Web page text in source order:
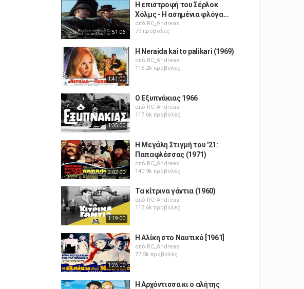
51:06
Η επιστροφή του Σέρλοκ
Χόλμς - Η ασημένια φλόγα...
από RC_Andreas
79 προβολές
1:41:00
H Neraida kai to palikari (1969)
από RC_Andreas
115.2k προβολές
1:35:00
Ο Εξυπνάκιας 1966
από RC_Andreas
117.6k προβολές
2:02:00
Η Μεγάλη Στιγμή του '21:
Παπαφλέσσας (1971)
από RC_Andreas
140.9k προβολές
1:19:00
Τα κίτρινα γάντια (1960)
από RC_Andreas
113.6k προβολές
1:26:00
Η Αλίκη στο Ναυτικό [1961]
από RC_Andreas
77.5k προβολές
Η Αρχόντισσα κι ο αλήτης